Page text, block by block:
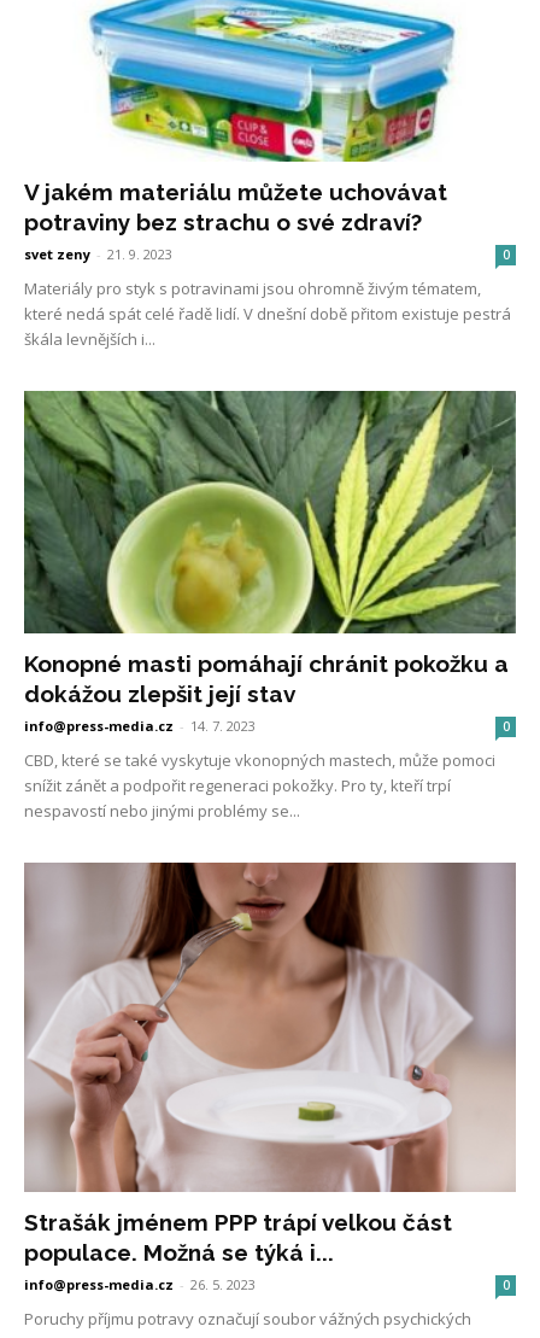
V jakém materiálu můžete uchovávat
potraviny bez strachu o své zdraví?
svet zeny - 21. 9. 2023 0
Materiály pro styk s potravinami jsou ohromně živým tématem,
které nedá spát celé řadě lidí. V dnešní době přitom existuje pestrá
škála levnějších i...
Konopné masti pomáhají chránit pokožku a
dokážou zlepšit její stav
info@press-media.cz - 14. 7. 2023 0
CBD, které se také vyskytuje vkonopných mastech, může pomoci
snížit zánět a podpořit regeneraci pokožky. Pro ty, kteří trpí
nespavostí nebo jinými problémy se...
Strašák jménem PPP trápí velkou část
populace. Možná se týká i...
info@press-media.cz - 26. 5. 2023 0
Poruchy příjmu potravy označují soubor vážných psychických